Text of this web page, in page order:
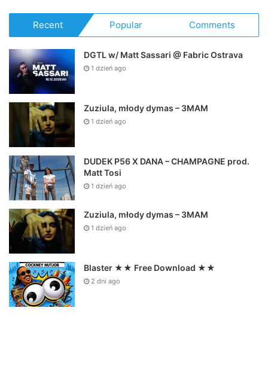
Recent Popular Comments
DGTL w/ Matt Sassari @ Fabric Ostrava
1 dzień ago
Zuziula, młody dymas – 3MAM
1 dzień ago
DUDEK P56 X DANA – CHAMPAGNE prod.
Matt Tosi
1 dzień ago
Zuziula, młody dymas – 3MAM
1 dzień ago
Blaster ★★ Free Download ★★
2 dni ago